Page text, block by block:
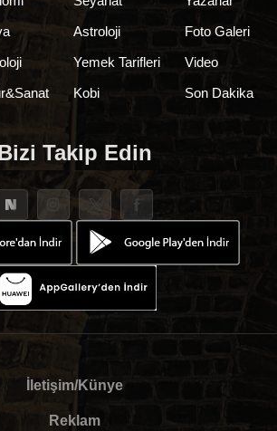
Astroloji
Yemek Tarifleri
Kobi
Foto Galeri
Video
Son Dakika
Takip Edin
İletişim/Künye
Reklam